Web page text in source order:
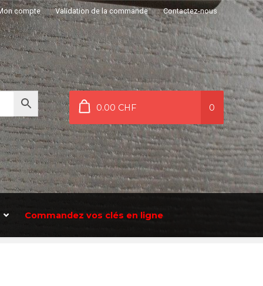
compte Validation de la commande Contactez-nous
0.00 CHF 0
Commandez vos clés en ligne